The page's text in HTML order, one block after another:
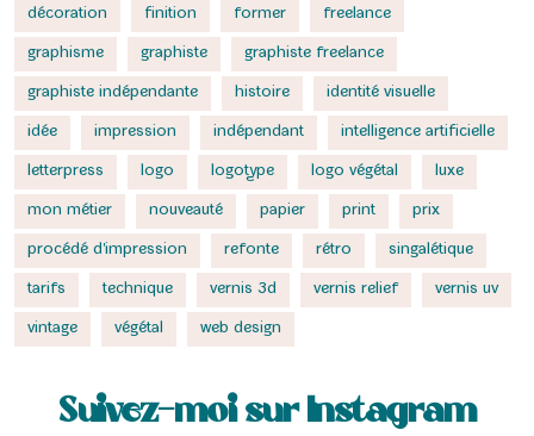
décoration finition former freelance
graphisme graphiste graphiste freelance
graphiste indépendante histoire identité visuelle
idée impression indépendant intelligence artificielle
letterpress logo logotype logo végétal luxe
mon métier nouveauté papier print prix
procédé d'impression refonte rétro singalétique
tarifs technique vernis 3d vernis relief vernis uv
vintage végétal web design
Suivez-moi sur Instagram